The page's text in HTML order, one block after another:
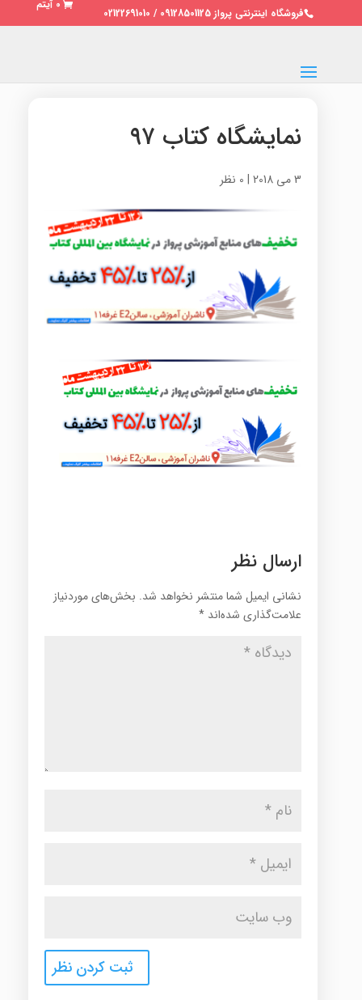
فروشگاه اینترنتی پرواز 09128501125 / 02122691010
0 آیتم
نمایشگاه کتاب ۹۷
3 می 2018 | 0 نظر
ارسال نظر
نشانی ایمیل شما منتشر نخواهد شد. بخش‌های موردنیاز
علامت‌گذاری شده‌اند *